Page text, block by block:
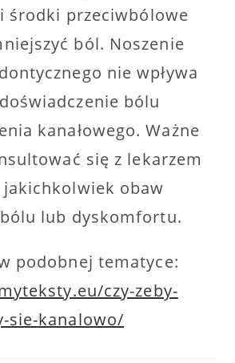
środki przeciwbólowe
ból. Noszenie
nie wpływa
bólu
kanałowego. Ważne
się z lekarzem
obaw
lub dyskomfortu.
podobnej tematyce:
czy-zeby-
sie-kanalowo/